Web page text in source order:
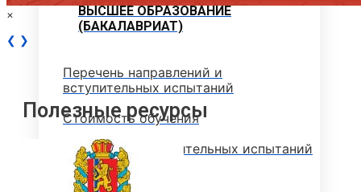
ВЫСШЕЕ ОБРАЗОВАНИЕ
(БАКАЛАВРИАТ)
Перечень направлений и
вступительных испытаний
Стоимость обучения
Расписание вступительных испытаний
Сроки зачисления
×
❮ ❯
Полезные ресурсы